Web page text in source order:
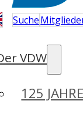
Suche
VDW
125